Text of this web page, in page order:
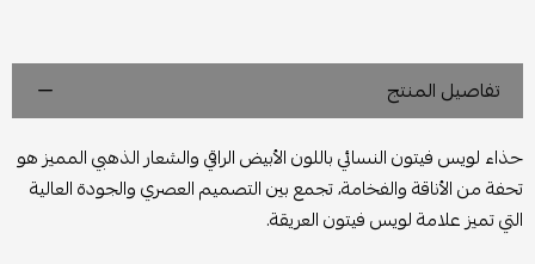
تفاصيل المنتج
حذاء لويس فيتون النسائي باللون الأبيض الراقي والشعار الذهبي المميز هو
تحفة من الأناقة والفخامة، تجمع بين التصميم العصري والجودة العالية
التي تميز علامة لويس فيتون العريقة.